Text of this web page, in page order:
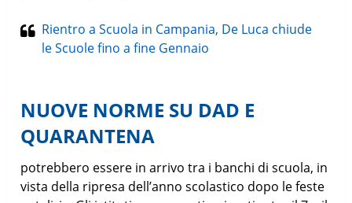
Rientro a Scuola in Campania, De Luca chiude
le Scuole fino a fine Gennaio
NUOVE NORME SU DAD E
QUARANTENA
potrebbero essere in arrivo tra i banchi di scuola, in
vista della ripresa dell’anno scolastico dopo le feste